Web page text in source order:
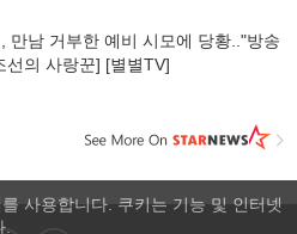
만남 거부한 예비 시모에 당황.."방송
선의 사랑꾼] [별별TV]
사용합니다. 쿠키는 기능 및 인터넷